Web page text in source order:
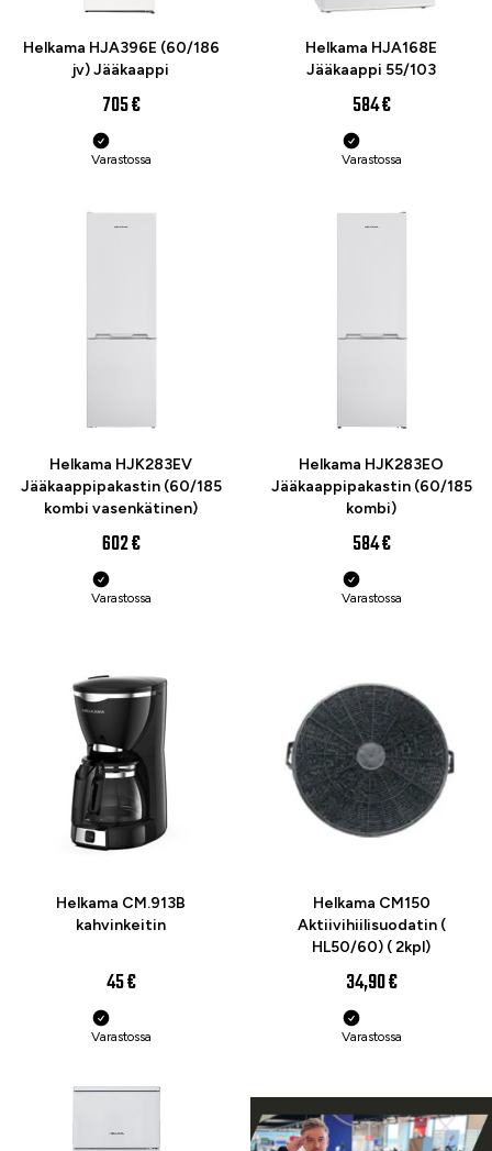
Helkama HJA396E (60/186
jv) Jääkaappi
705 €
Varastossa
Helkama HJA168E
Jääkaappi 55/103
584 €
Varastossa
Helkama HJK283EV
Jääkaappipakastin (60/185
kombi vasenkätinen)
602 €
Varastossa
Helkama HJK283EO
Jääkaappipakastin (60/185
kombi)
584 €
Varastossa
Helkama CM.913B
kahvinkeitin
45 €
Varastossa
Helkama CM150
Aktiivihiilisuodatin (
HL50/60) ( 2kpl)
34,90 €
Varastossa